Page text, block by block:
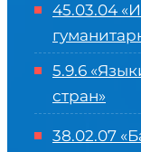
45.03.04 «
5.9.6
стран»
38.02.07